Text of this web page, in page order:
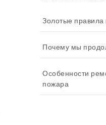
Золотые правила
Почему мы
Особенности
пожара